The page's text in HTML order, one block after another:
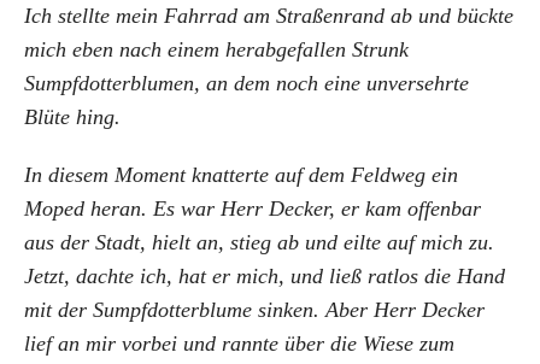
Ich stellte mein Fahrrad am Straßenrand ab und bückte
mich eben nach einem herabgefallen Strunk
Sumpfdotterblumen, an dem noch eine unversehrte
Blüte hing.
In diesem Moment knatterte auf dem Feldweg ein
Moped heran. Es war Herr Decker, er kam offenbar
aus der Stadt, hielt an, stieg ab und eilte auf mich zu.
Jetzt, dachte ich, hat er mich, und ließ ratlos die Hand
mit der Sumpfdotterblume sinken. Aber Herr Decker
lief an mir vorbei und rannte über die Wiese zum